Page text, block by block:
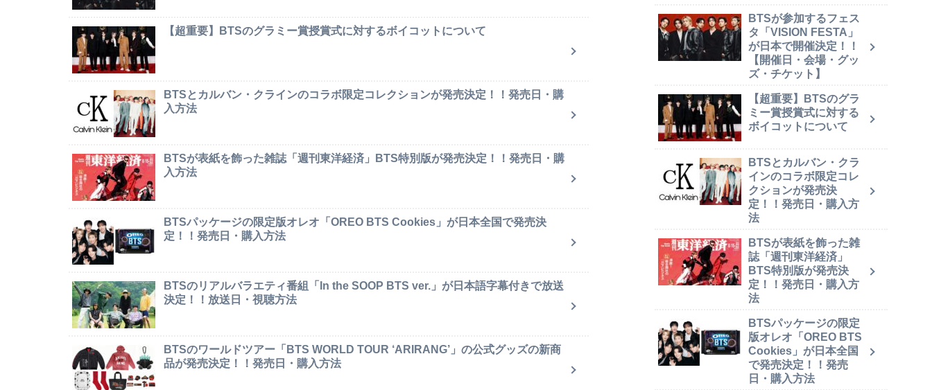
【超重要】BTSのグラミー賞授賞式に対するボイコットについて
BTSとカルバン・クラインのコラボ限定コレクションが発売決定！！発売日・購
入方法
BTSが表紙を飾った雑誌「週刊東洋経済」BTS特別版が発売決定！！発売日・購
入方法
BTSパッケージの限定版オレオ「OREO BTS Cookies」が日本全国で発売決
定！！発売日・購入方法
BTSのリアルバラエティ番組「In the SOOP BTS ver.」が日本語字幕付きで放送
決定！！放送日・視聴方法
BTSのワールドツアー「BTS WORLD TOUR ‘ARIRANG’」の公式グッズの新商
品が発売決定！！発売日・購入方法
BTSが参加するフェス
タ「VISION FESTA」
が日本で開催決定！！
【開催日・会場・グッ
ズ・チケット】
【超重要】BTSのグラ
ミー賞授賞式に対する
ボイコットについて
BTSとカルバン・クラ
インのコラボ限定コレ
クションが発売決
定！！発売日・購入方
法
BTSが表紙を飾った雑
誌「週刊東洋経済」
BTS特別版が発売決
定！！発売日・購入方
法
BTSパッケージの限定
版オレオ「OREO BTS
Cookies」が日本全国
で発売決定！！発売
日・購入方法